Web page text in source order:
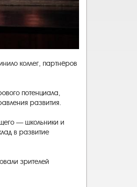
коллег, партнёров
потенциала,
развития.
— школьники и
в развитие
зрителей